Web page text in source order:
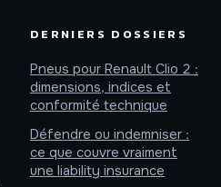
DERNIERS DOSSIERS
Pneus pour Renault Clio 2 :
dimensions, indices et
conformité technique
Défendre ou indemniser :
ce que couvre vraiment
une liability insurance